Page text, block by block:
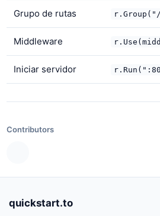
Grupo de rutas
Middleware
Iniciar servidor
Contributors
quickstart.to